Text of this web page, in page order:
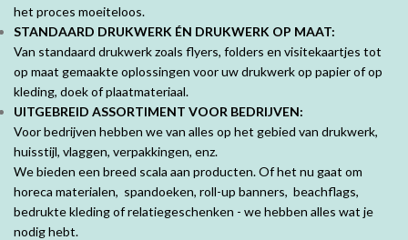
het proces moeiteloos.
STANDAARD DRUKWERK ÉN DRUKWERK OP MAAT:
Van standaard drukwerk zoals flyers, folders en visitekaartjes tot
op maat gemaakte oplossingen voor uw drukwerk op papier of op
kleding, doek of plaatmateriaal.
UITGEBREID ASSORTIMENT VOOR BEDRIJVEN:
Voor bedrijven hebben we van alles op het gebied van drukwerk,
huisstijl, vlaggen, verpakkingen, enz.
We bieden een breed scala aan producten. Of het nu gaat om
horeca materialen, spandoeken, roll-up banners, beachflags,
bedrukte kleding of relatiegeschenken - we hebben alles wat je
nodig hebt.